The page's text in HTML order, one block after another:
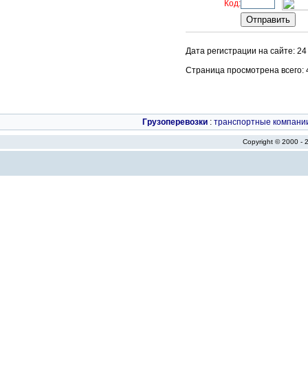
Код:
Дата регистрации на сайте:
Страница просмотрена всего:
Грузоперевозки : транспортные
Copyright © 2000 -